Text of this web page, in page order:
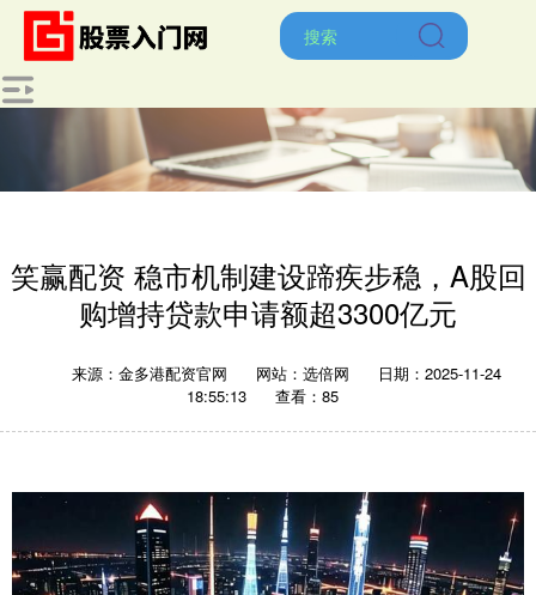
笑赢配资 稳市机制建设蹄疾步稳，A股回
购增持贷款申请额超3300亿元
来源：金多港配资官网 网站：选倍网
日期：2025-11-24
18:55:13
查看：85